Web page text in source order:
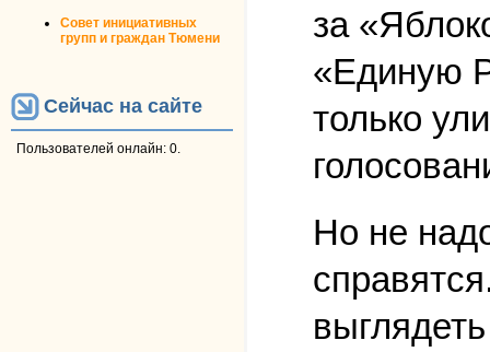
Совет инициативных
групп и граждан Тюмени
Сейчас на сайте
Пользователей онлайн: 0.
за
«Единую
только
Но не